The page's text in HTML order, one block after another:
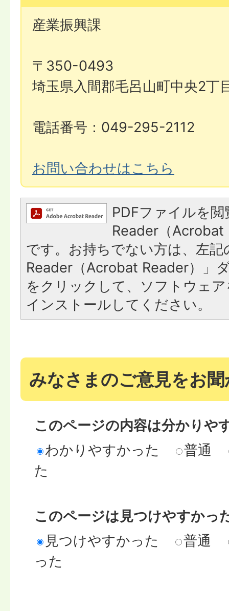
産業振興課
〒350-0493
埼玉県入間郡毛呂山町中央2丁
電話番号：049-295-2112
お問い合わせはこちら
PDFファイルを
Reader（Acrobat
です。お持ちでない方は、左
Reader（Acrobat Reader）」
をクリックして、ソフトウェ
インストールしてください。
みなさまのご意見をお
このページの内容は分かりや
わかりやすかった
普通
た
このページは見つけやすかっ
見つけやすかった
普通
った